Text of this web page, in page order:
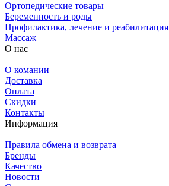
Ортопедические товары
Беременность и роды
Профилактика, лечение и реабилитация
Массаж
О нас
О комании
Доставка
Оплата
Скидки
Контакты
Информация
Правила обмена и возврата
Бренды
Качество
Новости